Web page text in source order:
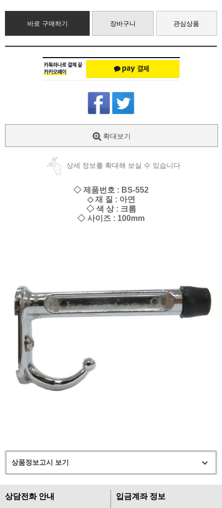
바로 구매하기 장바구니 관심상품
확대보기
상세 정보를 확대해 보실 수 있습니다
◇ 제품번호 : BS-552
◇ 재 질 : 아연
◇ 색 상 : 크롬
◇ 사이즈 : 100mm
상품정보고시 보기
상담전화 안내 입금계좌 정보